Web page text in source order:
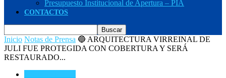
Presupuesto Institucional de Apertura – PIA
CONTACTOS
Inicio Notas de Prensa 🔵 ARQUITECTURA VIRREINAL DE
JULI FUE PROTEGIDA CON COBERTURA Y SERÁ
RESTAURADO...